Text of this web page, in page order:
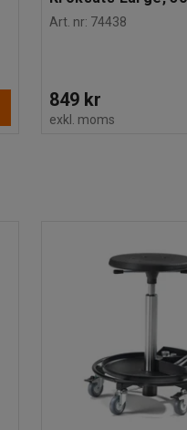
Art. nr: 74438
849 kr
exkl. moms